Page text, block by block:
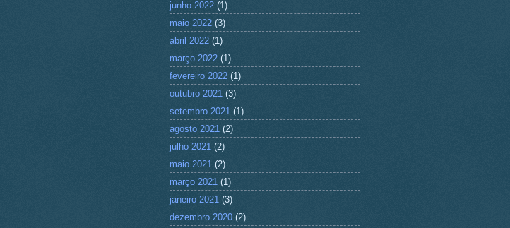
junho 2022 (1)
maio 2022 (3)
abril 2022 (1)
março 2022 (1)
fevereiro 2022 (1)
outubro 2021 (3)
setembro 2021 (1)
agosto 2021 (2)
julho 2021 (2)
maio 2021 (2)
março 2021 (1)
janeiro 2021 (3)
dezembro 2020 (2)